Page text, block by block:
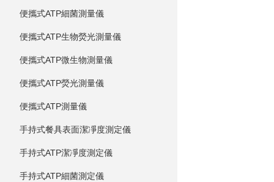
便攜式ATP細菌測量儀
便攜式ATP生物熒光測量儀
便攜式ATP微生物測量儀
便攜式ATP熒光測量儀
便攜式ATP測量儀
手持式餐具表面潔凈度測定儀
手持式ATP潔凈度測定儀
手持式ATP細菌測定儀